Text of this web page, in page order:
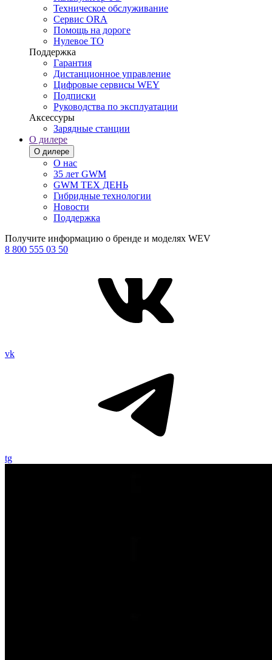
Техническое обслуживание
Сервис ORA
Помощь на дороге
Нулевое ТО
Поддержка
Гарантия
Дистанционное управление
Цифровые сервисы WEY
Подписки
Руководства по эксплуатации
Аксессуры
Зарядные станции
О дилере
О дилере
О нас
35 лет GWM
GWM ТЕХ ДЕНЬ
Гибридные технологии
Новости
Поддержка
Получите информацию о бренде и моделях WEV
8 800 555 03 50
vk
tg